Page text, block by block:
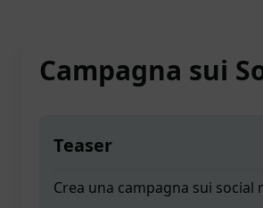
Campagna sui
Teaser
Crea una campagna sui social